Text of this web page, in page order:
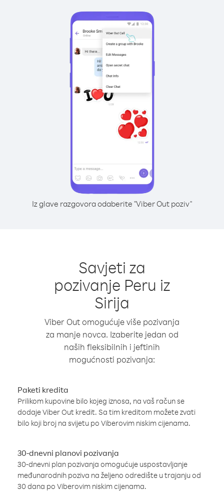
Iz glave razgovora odaberite "Viber Out poziv"
Savjeti za
pozivanje Peru iz
Sirija
Viber Out omogućuje više pozivanja
za manje novca. Izaberite jedan od
naših fleksibilnih i jeftinih
mogućnosti pozivanja:
Paketi kredita
Prilikom kupovine bilo kojeg iznosa, na vaš račun se
dodaje Viber Out kredit. Sa tim kreditom možete zvati
bilo koji broj na svijetu po Viberovim niskim cijenama.
30-dnevni planovi pozivanja
30-dnevni plan pozivanja omogućuje uspostavljanje
međunarodnih poziva na željeno odredište u trajanju od
30 dana po Viberovim niskim cijenama.